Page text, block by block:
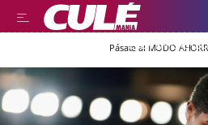
LEER EN
Pásate al MODO